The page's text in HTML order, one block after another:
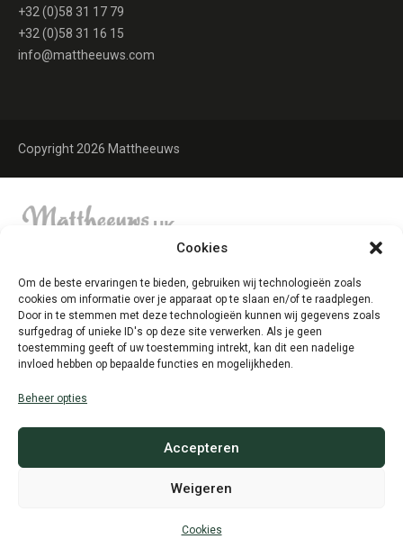
Cookies
Om de beste ervaringen te bieden, gebruiken wij technologieën zoals
cookies om informatie over je apparaat op te slaan en/of te raadplegen.
Door in te stemmen met deze technologieën kunnen wij gegevens zoals
surfgedrag of unieke ID's op deze site verwerken. Als je geen
toestemming geeft of uw toestemming intrekt, kan dit een nadelige
invloed hebben op bepaalde functies en mogelijkheden.
Beheer opties
Accepteren
Weigeren
Cookies
+32 (0)58 31 17 79
+32 (0)58 31 16 15
info@mattheeuws.com
Copyright 2026 Mattheeuws